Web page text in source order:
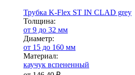
Трубка K-Flex ST IN CLAD grey
Тол­щи­на:
от 9 до 32 мм
Диаметр:
от 15 до 160 мм
Ма­­те­­ри­­ал:
каучук вспененный